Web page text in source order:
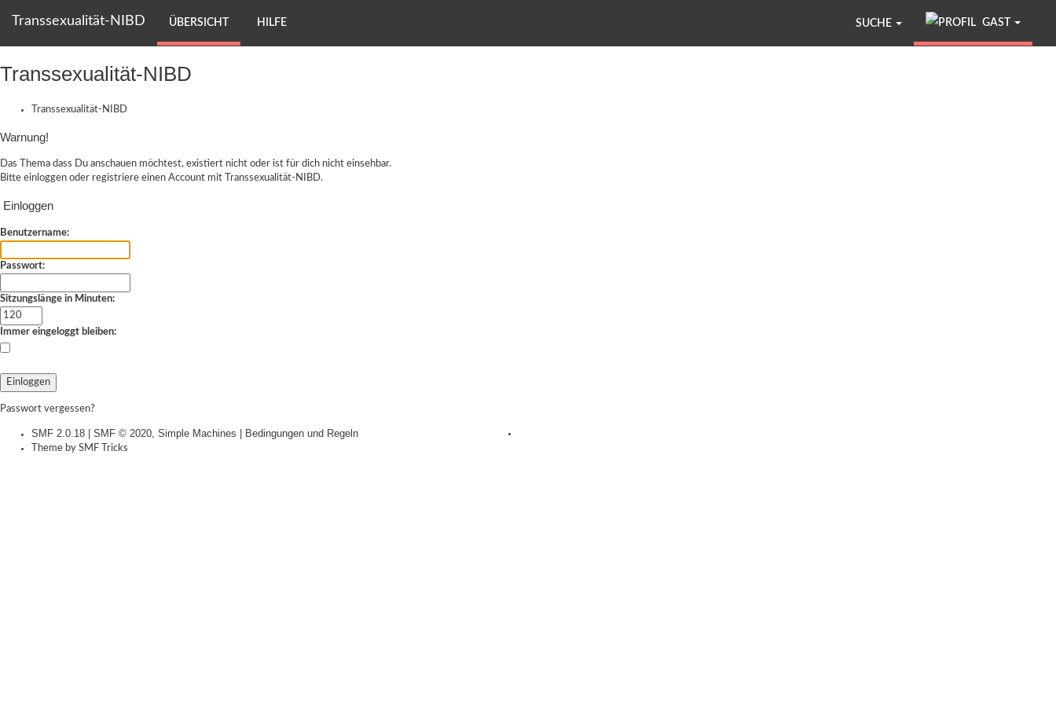
Transsexualität-NIBD ÜBERSICHT HILFE GAST
SUCHE
Transsexualität-NIBD
Transsexualität-NIBD
Warnung!
Das Thema dass Du anschauen möchtest, existiert nicht oder ist für dich nicht einsehbar.
Bitte einloggen oder registriere einen Account mit Transsexualität-NIBD.
Einloggen
Benutzername:
Passwort:
Sitzungslänge in Minuten:
Immer eingeloggt bleiben:
Passwort vergessen?
SMF 2.0.18 | SMF © 2020 Simple Machines | Bedingungen und Regeln
Theme by SMF Tricks